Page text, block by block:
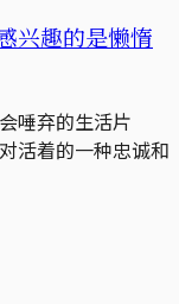
兴趣的是懒惰
唾弃的生活片
活着的一种忠诚和